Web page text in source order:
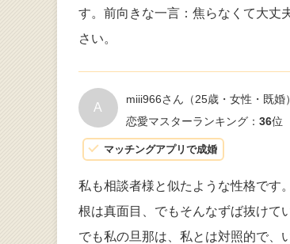
す。前向きな一言：焦らなくて大丈
さい。
A
miii966さん （25歳・女性・既婚）
恋愛マスターランキング： 36位
マッチングアプリで成婚
私も相談者様と似たような性格です。
根は真面目、でもそんなずば抜けて
でも私の旦那は、私とは対照的で、